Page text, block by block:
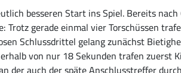
besseren Start ins Spiel. Bereits
gerade einmal vier Torschüssen
Schlussdrittel gelang zunächst
von nur 18 Sekunden trafen zuerst